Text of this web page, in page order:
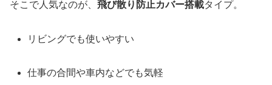
そこで人気なのが、 飛び散り防止カバー搭載タイプ。
リビングでも使いやすい
仕事の合間や車内などでも気軽